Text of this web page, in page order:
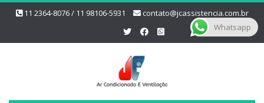
11 2364-8076 / 11 98106-5931 contato@jcassistencia.com.br
Whatsapp